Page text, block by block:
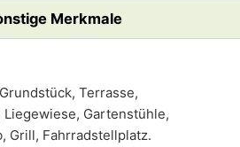
Merkmale
Terrasse,
Gartenstühle,
Grill, Fahrradstellplatz.